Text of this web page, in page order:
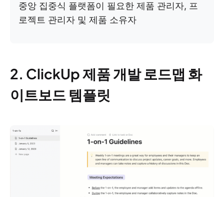
중앙 집중식 플랫폼이 필요한 제품 관리자, 프
로젝트 관리자 및 제품 소유자
2. ClickUp 제품 개발 로드맵 화
이트보드 템플릿